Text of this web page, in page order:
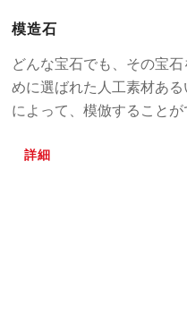
模造石
どんな宝石でも、その宝
めに選ばれた人工素材あ
によって、模倣することが
詳細